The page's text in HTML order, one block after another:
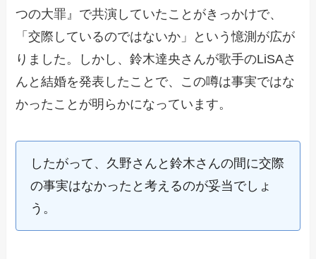
つの大罪』で共演していたことがきっかけで、
「交際しているのではないか」という憶測が広が
りました。しかし、鈴木達央さんが歌手のLiSAさ
んと結婚を発表したことで、この噂は事実ではな
かったことが明らかになっています。
したがって、久野さんと鈴木さんの間に交際
の事実はなかったと考えるのが妥当でしょ
う。